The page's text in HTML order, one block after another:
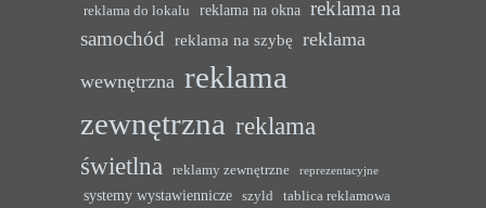
reklama do lokalu reklama na okna reklama na
samochód reklama na szybę reklama
wewnętrzna reklama
zewnętrzna reklama
świetlna
reklamy zewnętrzne reprezentacyjne
systemy wystawiennicze szyld tablica reklamowa